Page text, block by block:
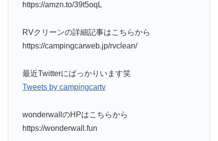
https://amzn.to/39t5oqL
RVクリーンの詳細記事はこちらから
https://campingcarweb.jp/rvclean/
最近Twitterにばっかりいます笑
Tweets by campingcartv
wonderwallのHPはこちらから
https://wonderwall.fun